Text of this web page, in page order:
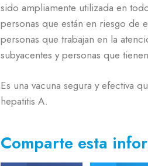
sido ampliamente utilizada en
personas que están en riesgo de
personas que trabajan en la
subyacentes y personas que
Es una vacuna segura y efectiva
hepatitis A.
Comparte esta